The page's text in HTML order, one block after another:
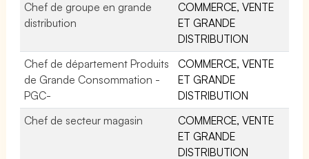
Chef de groupe en grande
distribution
COMMERCE, VENTE
ET GRANDE
DISTRIBUTION
Chef de département Produits
de Grande Consommation -
PGC-
COMMERCE, VENTE
ET GRANDE
DISTRIBUTION
Chef de secteur magasin
COMMERCE, VENTE
ET GRANDE
DISTRIBUTION